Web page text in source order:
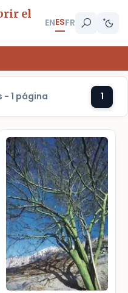
el
ENESFR
- 1 página 1